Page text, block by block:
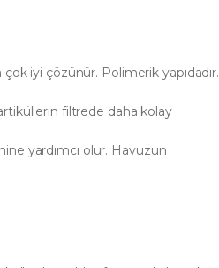
iyi çözünür. Polimerik yapıdadır.
filtrede daha kolay
yardımcı olur. Havuzun